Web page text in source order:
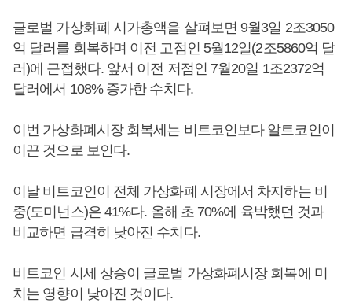
글로벌 가상화폐 시가총액을 살펴보면 9월3일 2조3050
억 달러를 회복하며 이전 고점인 5월12일(2조5860억 달
러)에 근접했다. 앞서 이전 저점인 7월20일 1조2372억
달러에서 108% 증가한 수치다.
이번 가상화폐시장 회복세는 비트코인보다 알트코인이
이끈 것으로 보인다.
이날 비트코인이 전체 가상화폐 시장에서 차지하는 비
중(도미넌스)은 41%다. 올해 초 70%에 육박했던 것과
비교하면 급격히 낮아진 수치다.
비트코인 시세 상승이 글로벌 가상화폐시장 회복에 미
치는 영향이 낮아진 것이다.